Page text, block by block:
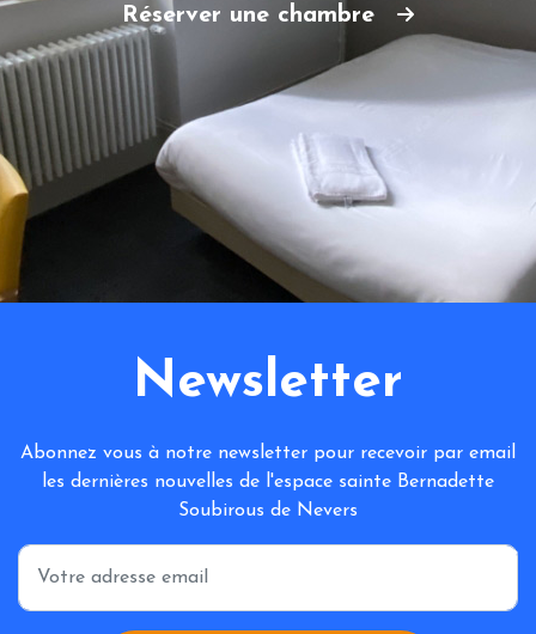
Réserver une chambre
Newsletter
Abonnez vous à notre newsletter pour recevoir par email
les dernières nouvelles de l'espace sainte Bernadette
Soubirous de Nevers
*